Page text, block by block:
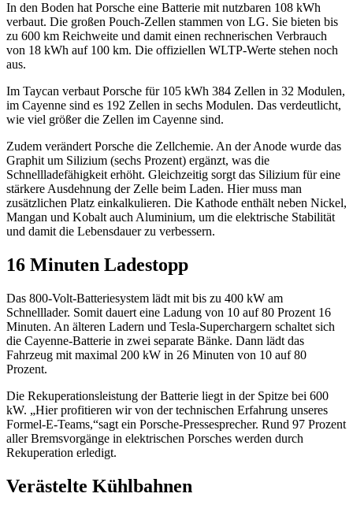
In den Boden hat Porsche eine Batterie mit nutzbaren 108 kWh
verbaut. Die großen Pouch-Zellen stammen von LG. Sie bieten bis
zu 600 km Reichweite und damit einen rechnerischen Verbrauch
von 18 kWh auf 100 km. Die offiziellen WLTP-Werte stehen noch
aus.
Im Taycan verbaut Porsche für 105 kWh 384 Zellen in 32 Modulen,
im Cayenne sind es 192 Zellen in sechs Modulen. Das verdeutlicht,
wie viel größer die Zellen im Cayenne sind.
Zudem verändert Porsche die Zellchemie. An der Anode wurde das
Graphit um Silizium (sechs Prozent) ergänzt, was die
Schnellladefähigkeit erhöht. Gleichzeitig sorgt das Silizium für eine
stärkere Ausdehnung der Zelle beim Laden. Hier muss man
zusätzlichen Platz einkalkulieren. Die Kathode enthält neben Nickel,
Mangan und Kobalt auch Aluminium, um die elektrische Stabilität
und damit die Lebensdauer zu verbessern.
16 Minuten Ladestopp
Das 800-Volt-Batteriesystem lädt mit bis zu 400 kW am
Schnelllader. Somit dauert eine Ladung von 10 auf 80 Prozent 16
Minuten. An älteren Ladern und Tesla-Superchargern schaltet sich
die Cayenne-Batterie in zwei separate Bänke. Dann lädt das
Fahrzeug mit maximal 200 kW in 26 Minuten von 10 auf 80
Prozent.
Die Rekuperationsleistung der Batterie liegt in der Spitze bei 600
kW. „Hier profitieren wir von der technischen Erfahrung unseres
Formel-E-Teams,“sagt ein Porsche-Pressesprecher. Rund 97 Prozent
aller Bremsvorgänge in elektrischen Porsches werden durch
Rekuperation erledigt.
Verästelte Kühlbahnen